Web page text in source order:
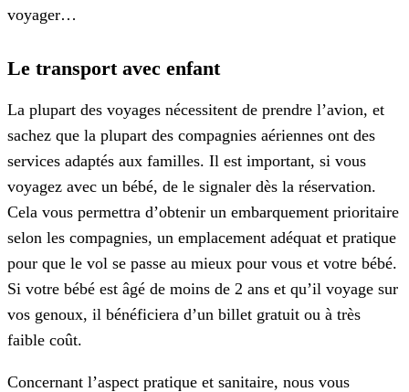
voyager…
Le transport avec enfant
La plupart des voyages nécessitent de prendre l’avion, et
sachez que la plupart des compagnies aériennes ont des
services adaptés aux familles. Il est important, si vous
voyagez avec un bébé, de le signaler dès la réservation.
Cela vous permettra d’obtenir un embarquement prioritaire
selon les compagnies, un emplacement adéquat et pratique
pour que le vol se passe au mieux pour vous et votre bébé.
Si votre bébé est âgé de moins de 2 ans et qu’il voyage sur
vos genoux, il bénéficiera d’un billet gratuit ou à très
faible coût.
Concernant l’aspect pratique et sanitaire, nous vous